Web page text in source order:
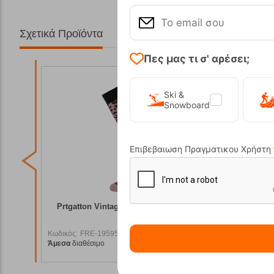
Σχετικά Προϊόντα
Prtgatton Vintage Pink Κάλτσες Protest
Κωδικός: FRE-19595
Άμεσα διαθέσιμο
Πες μας τι σ' αρέσει;
Ski &
Snowboard
Επιβεβαιωση Πραγματικου Χρήστη